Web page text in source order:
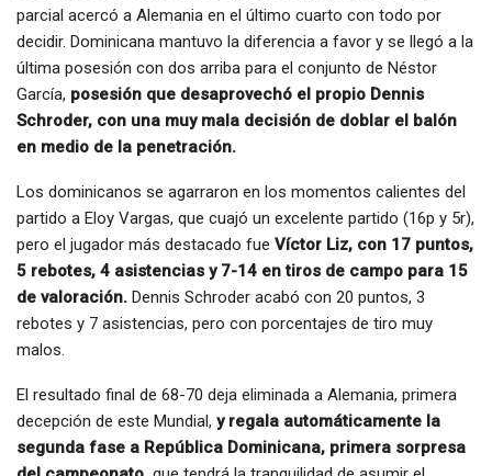
parcial acercó a Alemania en el último cuarto con todo por
decidir. Dominicana mantuvo la diferencia a favor y se llegó a la
última posesión con dos arriba para el conjunto de Néstor
García, posesión que desaprovechó el propio Dennis
Schroder, con una muy mala decisión de doblar el balón
en medio de la penetración.
Los dominicanos se agarraron en los momentos calientes del
partido a Eloy Vargas, que cuajó un excelente partido (16p y 5r),
pero el jugador más destacado fue Víctor Liz, con 17 puntos,
5 rebotes, 4 asistencias y 7-14 en tiros de campo para 15
de valoración. Dennis Schroder acabó con 20 puntos, 3
rebotes y 7 asistencias, pero con porcentajes de tiro muy
malos.
El resultado final de 68-70 deja eliminada a Alemania, primera
decepción de este Mundial, y regala automáticamente la
segunda fase a República Dominicana, primera sorpresa